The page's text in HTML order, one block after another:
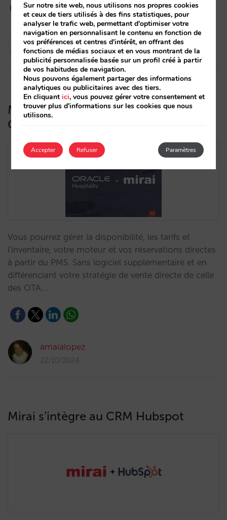
Marta Romero
30/10/2024
Mirai est désormais disponible sur
Oracle Cloud Marketplace
Vous pourrez gérer la disponibilité, les tarifs et
l'inventaire, votre moteur et vos réservations directes
à partir du PMS. Sans logiciel supplémentaire et en
différenciant votre stratégie de vente directe de celle
des OTA.…
amaialopez
22/10/2024
Mirai s’intègre au CRM Hubspot
Sur notre site web, nous utilisons nos propres cookies
et ceux de tiers utilisés à des fins statistiques, pour
analyser le trafic web, permettant d'optimiser votre
navigation en personnalisant le contenu en fonction de
vos préférences et centres d'intérêt, en offrant des
fonctions de médias sociaux et en vous montrant de la
publicité personnalisée basée sur un profil créé à partir
de vos habitudes de navigation.
Nous pouvons également partager des informations
analytiques ou publicitaires avec des tiers.
En cliquantici, vous pouvez gérer votre consentement et
trouver plus d'informations sur les cookies que nous
utilisons.
Accepter Paramètres
Refuser